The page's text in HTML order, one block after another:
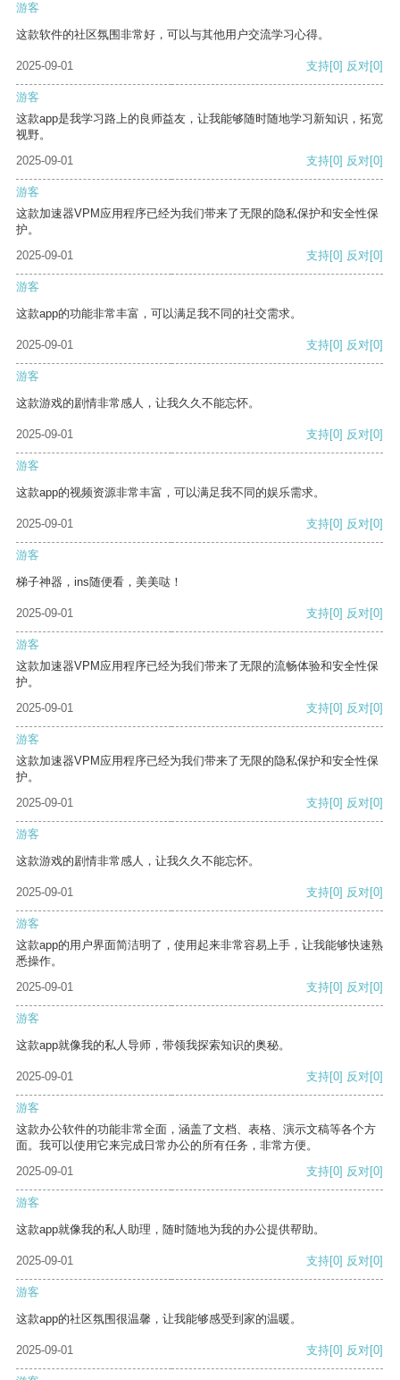
游客
这款软件的社区氛围非常好，可以与其他用户交流学习心得。
2025-09-01 支持[0] 反对[0]
游客
这款app是我学习路上的良师益友，让我能够随时随地学习新知识，拓宽
视野。
2025-09-01
支持[0] 反对[0]
游客
这款加速器VPM应用程序已经为我们带来了无限的隐私保护和安全性保
护。
2025-09-01
支持[0] 反对[0]
游客
这款app的功能非常丰富，可以满足我不同的社交需求。
2025-09-01 支持[0] 反对[0]
游客
这款游戏的剧情非常感人，让我久久不能忘怀。
2025-09-01 支持[0] 反对[0]
游客
这款app的视频资源非常丰富，可以满足我不同的娱乐需求。
2025-09-01 支持[0] 反对[0]
游客
梯子神器，ins随便看，美美哒！
2025-09-01 支持[0] 反对[0]
游客
这款加速器VPM应用程序已经为我们带来了无限的流畅体验和安全性保
护。
2025-09-01
支持[0] 反对[0]
游客
这款加速器VPM应用程序已经为我们带来了无限的隐私保护和安全性保
护。
2025-09-01
支持[0] 反对[0]
游客
这款游戏的剧情非常感人，让我久久不能忘怀。
2025-09-01 支持[0] 反对[0]
游客
这款app的用户界面简洁明了，使用起来非常容易上手，让我能够快速熟
悉操作。
2025-09-01
支持[0] 反对[0]
游客
这款app就像我的私人导师，带领我探索知识的奥秘。
2025-09-01 支持[0] 反对[0]
游客
这款办公软件的功能非常全面，涵盖了文档、表格、演示文稿等各个方
面。我可以使用它来完成日常办公的所有任务，非常方便。
2025-09-01
支持[0] 反对[0]
游客
这款app就像我的私人助理，随时随地为我的办公提供帮助。
2025-09-01 支持[0] 反对[0]
游客
这款app的社区氛围很温馨，让我能够感受到家的温暖。
2025-09-01 支持[0] 反对[0]